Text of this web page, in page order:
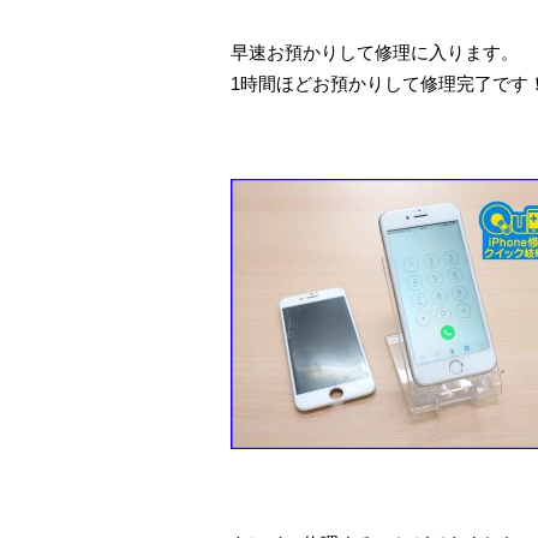
早速お預かりして修理に入ります。
1時間ほどお預かりして修理完了です